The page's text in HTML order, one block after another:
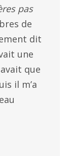
pas
de
dit
une
que
il m’a